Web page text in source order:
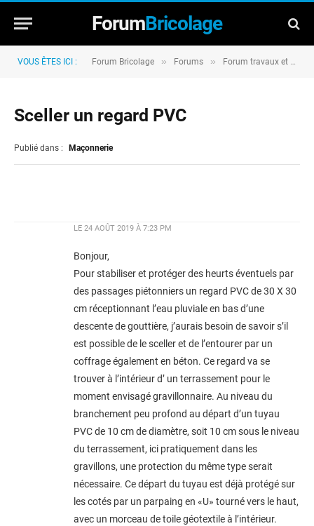
ForumBricolage
VOUS ÊTES ICI : Forum Bricolage » Forums » Forum travaux et rénovation
Sceller un regard PVC
Publié dans : Maçonnerie
LE 24 AOÛT 2019 À 7:23 PM
Bonjour,
Pour stabiliser et protéger des heurts éventuels par
des passages piétonniers un regard PVC de 30 X 30
cm réceptionnant l’eau pluviale en bas d’une
descente de gouttière, j’aurais besoin de savoir s’il
est possible de le sceller et de l’entourer par un
coffrage également en béton. Ce regard va se
trouver à l’intérieur d’ un terrassement pour le
moment envisagé gravillonnaire. Au niveau du
branchement peu profond au départ d’un tuyau
PVC de 10 cm de diamètre, soit 10 cm sous le niveau
du terrassement, ici pratiquement dans les
gravillons, une protection du même type serait
nécessaire. Ce départ du tuyau est déjà protégé sur
les cotés par un parpaing en «U» tourné vers le haut,
avec un morceau de toile géotextile à l’intérieur.